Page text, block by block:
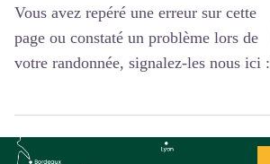
Vous avez repéré une erreur sur cette
page ou constaté un problème lors de
votre randonnée, signalez-les nous ici :